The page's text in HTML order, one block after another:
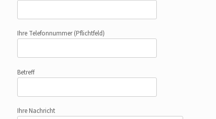
Ihre Telefonnummer(Pflichtfeld)
Betreff
Ihre Nachricht